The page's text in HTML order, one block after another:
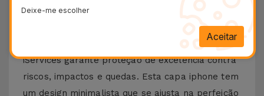
compatíveis.
Fabricada a partir de materiais de alta qualidade,
a Capa MagSafe com Suporte para Cordão da
iServices garante proteção de excelência contra
riscos, impactos e quedas. Esta capa iphone tem
um design minimalista que se ajusta na perfeição
Deixe-me escolher
Aceitar